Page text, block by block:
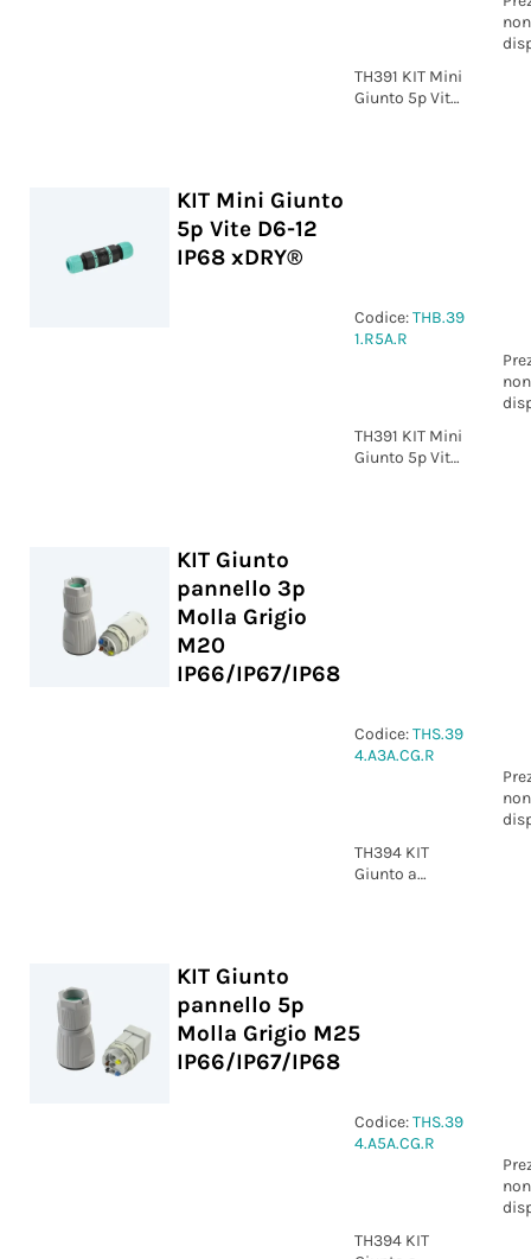
non
TH391 KIT Mini
Giunto 5p Vite
KIT Mini Giunto
5p Vite D6-12
IP68 xDRY®
Codice:THB.39
1.R5A.R
non
TH391 KIT Mini
Giunto 5p Vite
KIT Giunto
pannello 3p
Molla Grigio
M20
IP66/IP67/IP68
Codice:THS.39
4.A3A.CG.R
non
TH394 KIT
Giunto a
KIT Giunto
pannello 5p
Molla Grigio M25
IP66/IP67/IP68
Codice:THS.39
4.A5A.CG.R
non
TH394 KIT